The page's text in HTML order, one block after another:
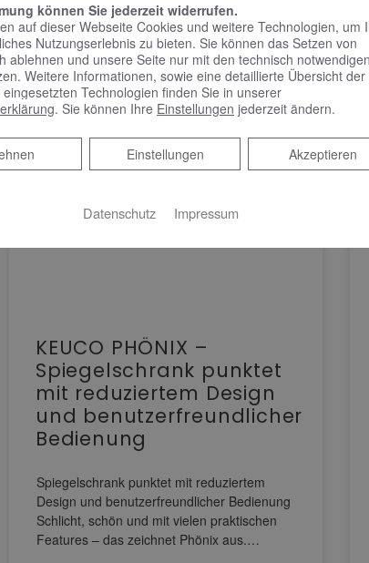
KEUCO PHÖNIX –
Spiegelschrank punktet
mit reduziertem Design
und benutzerfreundlicher
Bedienung
Spiegelschrank punktet mit reduziertem
Design und benutzerfreundlicher Bedienung
Schlicht, schön und mit vielen praktischen
Features – das zeichnet Phönix aus.…
können Sie jederzeit widerrufen.
auf dieser Webseite Cookies und weitere Technologien, um
Nutzungserlebnis zu bieten. Sie können das Setzen von
ablehnen und unsere Seite nur mit den technisch notwendigen
Weitere Informationen, sowie eine detaillierte Übersicht der
Technologien finden Sie in unserer
. Sie können Ihre Einstellungen jederzeit ändern.
Akzeptieren
Einstellungen
Datenschutz Impressum